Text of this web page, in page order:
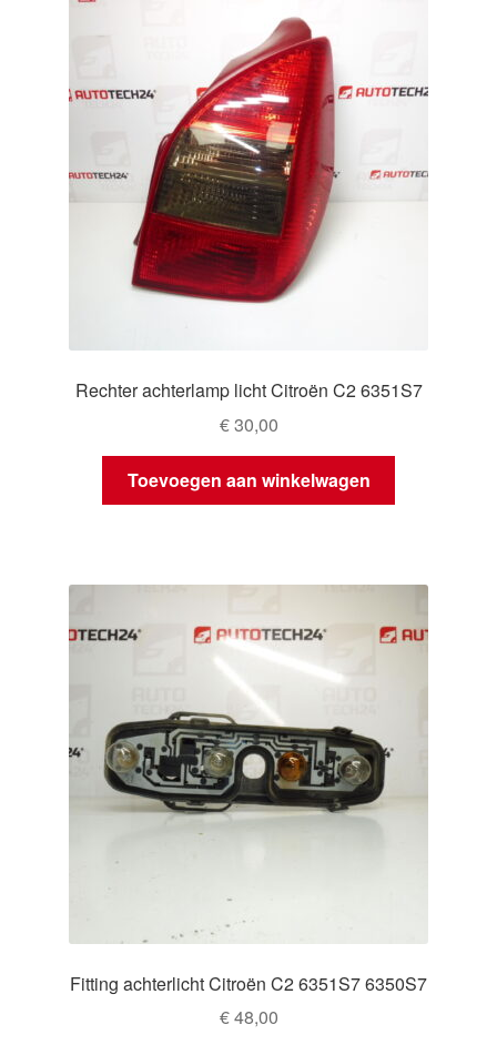
Rechter achterlamp licht Citroën C2 6351S7
€30,00
Toevoegen aan winkelwagen
Fitting achterlicht Citroën C2 6351S7 6350S7
€48,00